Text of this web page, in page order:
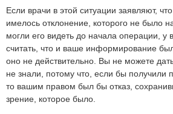
Если врачи в этой ситуации заявляют,
имелось отклонение, которого не было
могли его видеть до начала операции, у
считать, что и ваше информирование
оно не действительно. Вы не можете
не знали, потому что, если бы
то вашим правом был бы отказ,
зрение, которое было.